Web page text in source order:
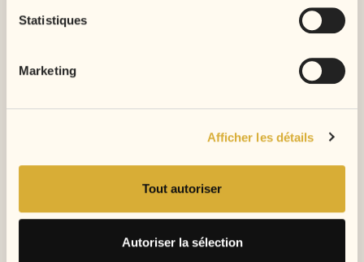
Statistiques
Marketing
Afficher les détails
Tout autoriser
Autoriser la sélection